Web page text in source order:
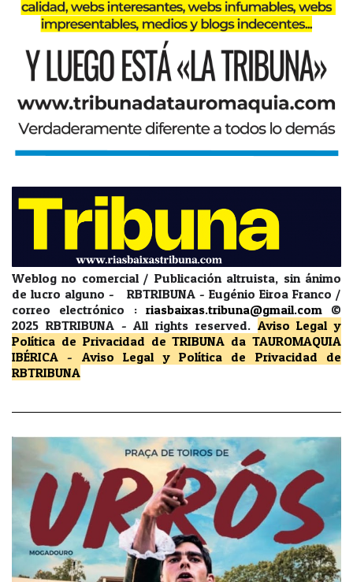
Weblog no comercial / Publicación altruista, sin ánimo
de lucro alguno - RBTRIBUNA - Eugénio Eiroa Franco /
correo electrónico : riasbaixas.tribuna@gmail.com
©
2025 RBTRIBUNA -All rights reserved. Aviso Legal y
Política de Privacidad de TRIBUNA da TAUROMAQUIA
IBÉRICA - Aviso Legal y Política de Privacidad
de
RBTRIBUNA